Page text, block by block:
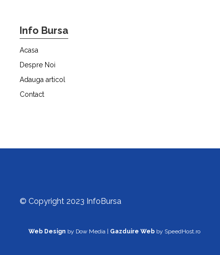
Info Bursa
Acasa
Despre Noi
Adauga articol
Contact
© Copyright 2023 InfoBursa
Web Design by Dow Media | Gazduire Web by SpeedHost.ro